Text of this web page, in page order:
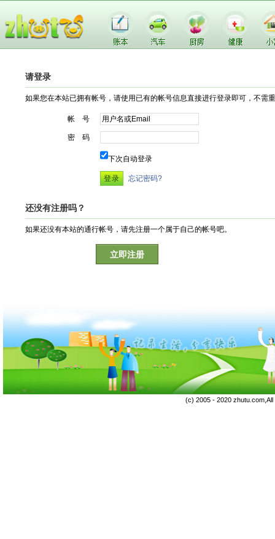
请登录
如果您在本站已拥有帐号，请使用已有的帐号信息直接进行登录即可，不需
帐 号
密 码
下次自动登录
忘记密码?
还没有注册吗？
如果还没有本站的通行帐号，请先注册一个属于自己的帐号吧。
立即注册
(c) 2005 - 2020